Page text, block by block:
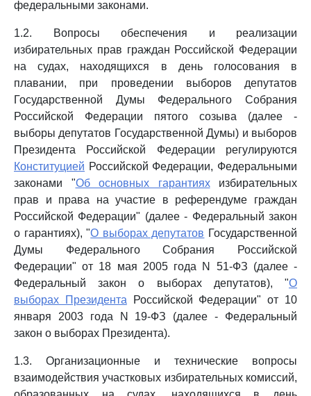
федеральными законами.
1.2. Вопросы обеспечения и реализации
избирательных прав граждан Российской Федерации
на судах, находящихся в день голосования в
плавании, при проведении выборов депутатов
Государственной Думы Федерального Собрания
Российской Федерации пятого созыва (далее -
выборы депутатов Государственной Думы) и выборов
Президента Российской Федерации регулируются
Конституцией Российской Федерации, Федеральными
законами "Об основных гарантияхизбирательных
прав и права на участие в референдуме граждан
Российской Федерации" (далее - Федеральный закон
о гарантиях), "О выборах депутатов Государственной
Думы Федерального Собрания Российской
Федерации" от 18 мая 2005 года N 51-ФЗ (далее -
Федеральный закон о выборах депутатов), "О
выборах Президента Российской Федерации" от 10
января 2003 года N 19-ФЗ (далее - Федеральный
закон о выборах Президента).
1.3. Организационные и технические вопросы
взаимодействия участковых избирательных комиссий,